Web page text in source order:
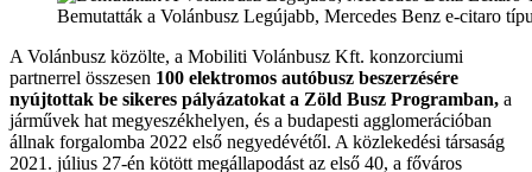
Bemutatták a Volánbusz Legújabb, Mercedes Benz e-citaro
A Volánbusz közölte, a Mobiliti Volánbusz Kft. konzorciumi
partnerrel összesen 100 elektromos autóbusz beszerzésére
nyújtottak be sikeres pályázatokat a Zöld Busz Programban, a
járművek hat megyeszékhelyen, és a budapesti agglomerációban
állnak forgalomba 2022 első negyedévétől. A közlekedési társaság
2021. július 27-én kötött megállapodást az első 40, a főváros